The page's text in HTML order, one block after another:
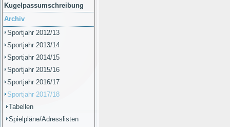
Kugelpassumschreibung
Archiv
Sportjahr 2012/13
Sportjahr 2013/14
Sportjahr 2014/15
Sportjahr 2015/16
Sportjahr 2016/17
Sportjahr 2017/18
Tabellen
Spielpläne/Adresslisten